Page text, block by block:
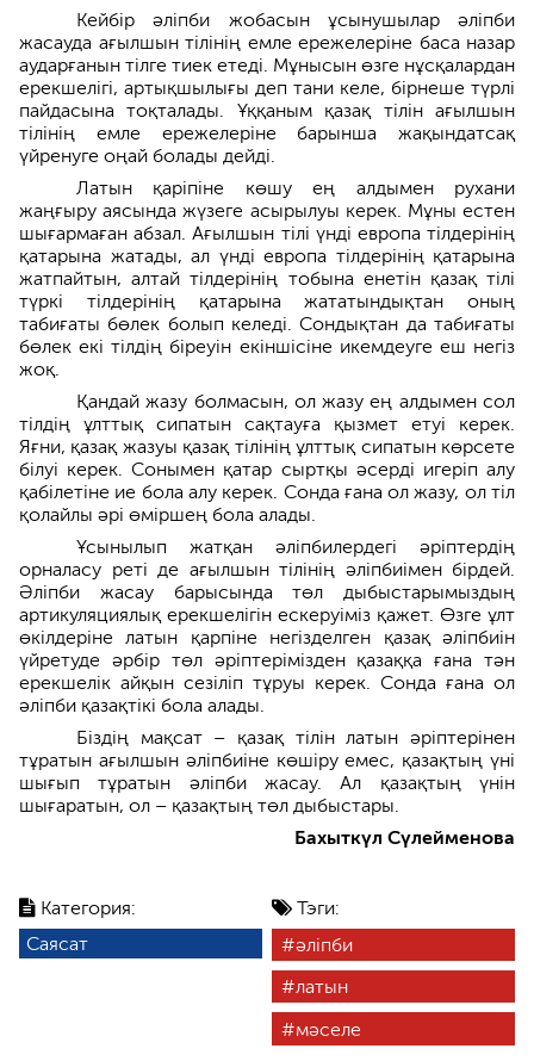
Категория:
Саясат
Тэги:
әліпби
латын
мәселе
Кейбір әліпби жобасын ұсынушылар әліпби
жасауда ағылшын тілінің емле ережелеріне баса назар
аударғанын тілге тиек етеді. Мұнысын өзге нұсқалардан
ерекшелігі, артықшылығы деп тани келе, бірнеше түрлі
пайдасына тоқталады. Ұққаным қазақ тілін ағылшын
тілінің емле ережелеріне барынша жақындатсақ
үйренуге оңай болады дейді.
Латын қаріпіне көшу ең алдымен рухани
жаңғыру аясында жүзеге асырылуы керек. Мұны естен
шығармаған абзал. Ағылшын тілі үнді европа тілдерінің
қатарына жатады, ал үнді европа тілдерінің қатарына
жатпайтын, алтай тілдерінің тобына енетін қазақ тілі
түркі тілдерінің қатарына жататындықтан оның
табиғаты бөлек болып келеді. Сондықтан да табиғаты
бөлек екі тілдің біреуін екіншісіне икемдеуге еш негіз
жоқ.
Қандай жазу болмасын, ол жазу ең алдымен сол
тілдің ұлттық сипатын сақтауға қызмет етуі керек.
Яғни, қазақ жазуы қазақ тілінің ұлттық сипатын көрсете
білуі керек. Сонымен қатар сыртқы әсерді игеріп алу
қабілетіне ие бола алу керек. Сонда ғана ол жазу, ол тіл
қолайлы әрі өміршең бола алады.
Ұсынылып жатқан әліпбилердегі әріптердің
орналасу реті де ағылшын тілінің әліпбиімен бірдей.
Әліпби жасау барысында төл дыбыстарымыздың
артикуляциялық ерекшелігін ескеруіміз қажет. Өзге ұлт
өкілдеріне латын қарпіне негізделген қазақ әліпбиін
үйретуде әрбір төл әріптерімізден қазаққа ғана тән
ерекшелік айқын сезіліп тұруы керек. Сонда ғана ол
әліпби қазақтікі бола алады.
Біздің мақсат – қазақ тілін латын әріптерінен
тұратын ағылшын әліпбиіне көшіру емес, қазақтың үні
шығып тұратын әліпби жасау. Ал қазақтың үнін
шығаратын, ол – қазақтың төл дыбыстары.
Бахыткүл Сүлейменова